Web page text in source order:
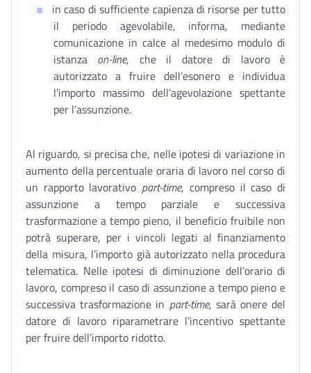
in caso di sufficiente capienza di risorse per tutto
il periodo agevolabile, informa, mediante
comunicazione in calce al medesimo modulo di
istanza on-line, che il datore di lavoro è
autorizzato a fruire dell’esonero e individua
l’importo massimo dell’agevolazione spettante
per l’assunzione.
Al riguardo, si precisa che, nelle ipotesi di variazione in
aumento della percentuale oraria di lavoro nel corso di
un rapporto lavorativo part-time, compreso il caso di
assunzione a tempo parziale e successiva
trasformazione a tempo pieno, il beneficio fruibile non
potrà superare, per i vincoli legati al finanziamento
della misura, l’importo già autorizzato nella procedura
telematica. Nelle ipotesi di diminuzione dell’orario di
lavoro, compreso il caso di assunzione a tempo pieno e
successiva trasformazione in part-time, sarà onere del
datore di lavoro riparametrare l’incentivo spettante
per fruire dell’importo ridotto.